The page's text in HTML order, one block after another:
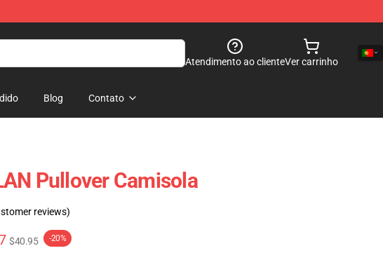
Atendimento ao clienteVer carrinho
Blog Contato
Pullover Camisola
reviews)
$40.95 -20%